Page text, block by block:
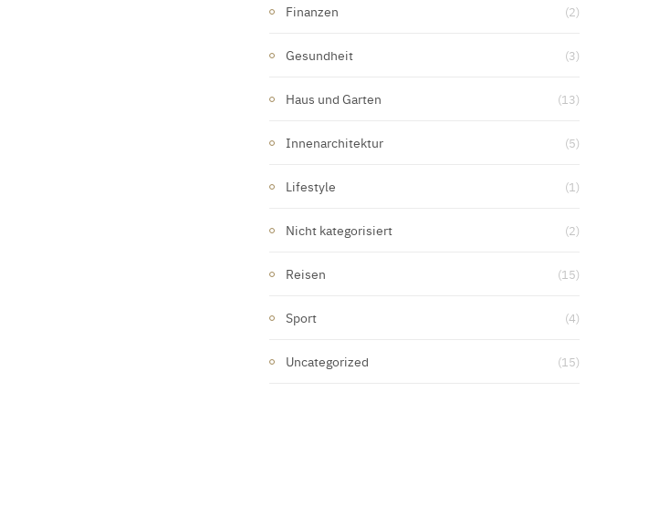
Finanzen (2)
Gesundheit (3)
Haus und Garten (13)
Innenarchitektur (5)
Lifestyle (1)
Nicht kategorisiert (2)
Reisen (15)
Sport (4)
Uncategorized (15)